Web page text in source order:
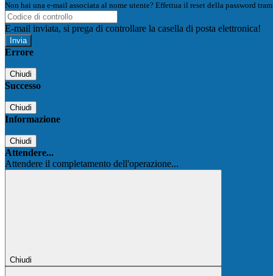
Non hai una e-mail associata al nome utente? Effettua il reset della password
E-mail inviata, si prega di controllare la casella di posta elettronica!
Errore
Chiudi
Successo
Chiudi
Informazione
Chiudi
Attendere...
Attendere il completamento dell'operazione...
Chiudi